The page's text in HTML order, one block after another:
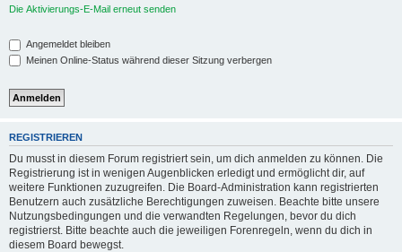
Die Aktivierungs-E-Mail erneut senden
Angemeldet bleiben
Meinen Online-Status während dieser Sitzung verbergen
REGISTRIEREN
Du musst in diesem Forum registriert sein, um dich anmelden zu können. Die
Registrierung ist in wenigen Augenblicken erledigt und ermöglicht dir, auf
weitere Funktionen zuzugreifen. Die Board-Administration kann registrierten
Benutzern auch zusätzliche Berechtigungen zuweisen. Beachte bitte unsere
Nutzungsbedingungen und die verwandten Regelungen, bevor du dich
registrierst. Bitte beachte auch die jeweiligen Forenregeln, wenn du dich in
diesem Board bewegst.